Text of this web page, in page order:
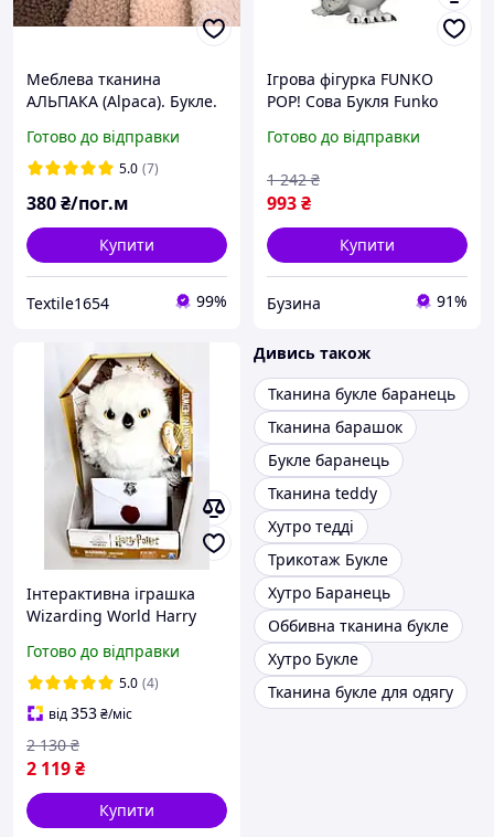
Меблева тканина
АЛЬПАКА (Alpaca). Букле.
Готово до відправки
5.0 (7)
380₴/пог.м
Купити
Textile1654 99%
Ігрова фігурка FUNKO
POP! Сова Букля Funko
buzyna
Готово до відправки
993₴
1 242 ₴
Купити
Бузина 91%
Інтерактивна іграшка
Wizarding World Harry
SM22001
Готово до відправки
5.0 (4)
від353₴/міс
2 119₴
2 130 ₴
Купити
Дивись також
Тканина букле баранець
Тканина барашок
Букле баранець
Тканина teddy
Хутро тедді
Трикотаж Букле
Хутро Баранець
Оббивна тканина букле
Хутро Букле
Тканина букле для одягу